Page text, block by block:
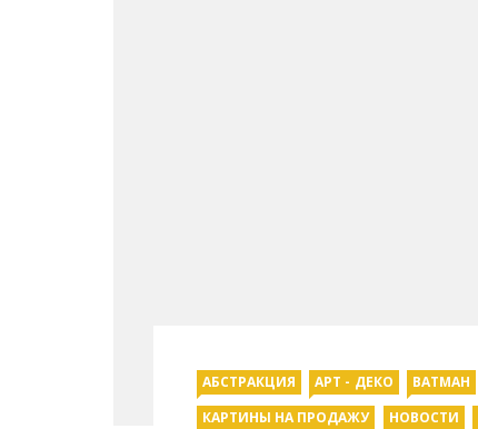
АБСТРАКЦИЯ АРТ - ДЕКО ВАТМАН
КАРТИНЫ НА ПРОДАЖУ
НОВОСТИ